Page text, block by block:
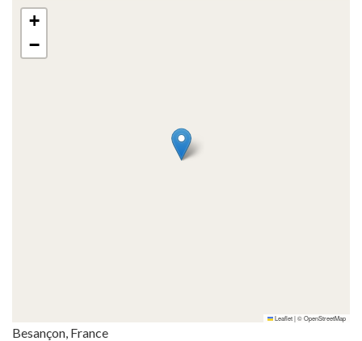
+
−
Leaflet|©OpenStreetMap
Besançon, France